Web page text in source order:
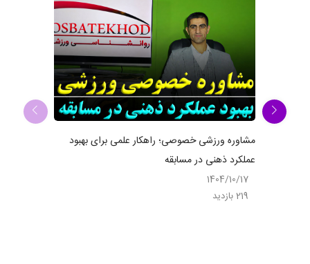
مشاوره ورزشی خصوصی؛ راهکار علمی برای بهبود
عملکرد ذهنی در مسابقه
1404/10/17
219 بازدید